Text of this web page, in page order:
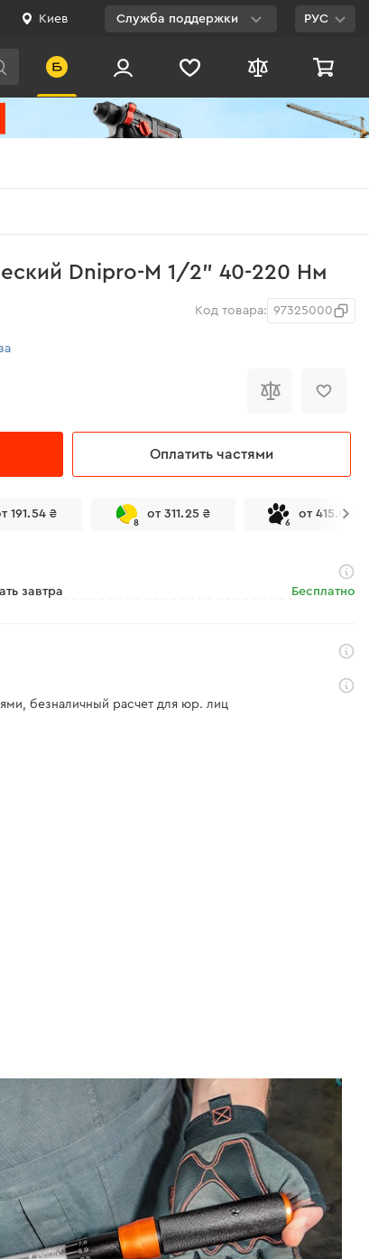
Киев Служба поддержки
0 800 200 500
Бесплатно по
РУС
Dnipro-M 1/2" 40-220 Нм
Код товара: 97325000
Оплатить частями
191.54 ₴
8
от 311.25 ₴
6
от 415.00 ₴
завтра
Бесплатно
безналичный расчет для юр. лиц